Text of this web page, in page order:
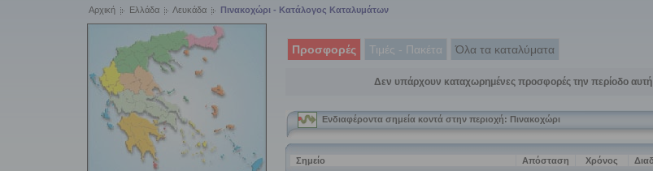
Αρχική Ελλάδα Λευκάδα Πινακοχώρι - Κατάλογος Καταλυμάτων
Προσφορές Τιμές - Πακέτα Όλα τα καταλύματα
Δεν υπάρχουν καταχωρημένες προσφορές την περίοδο αυτή